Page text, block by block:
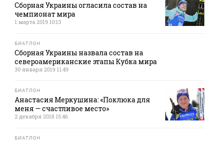
Сборная Украины огласила состав на
чемпионат мира
1 марта 2019 10:13
БИАТЛОН
Сборная Украины назвала состав на
североамериканские этапы Кубка мира
30 января 2019 11:49
БИАТЛОН
Анастасия Меркушина: «Поклюка для
меня — счастливое место»
2 декабря 2018 15:46
БИАТЛОН